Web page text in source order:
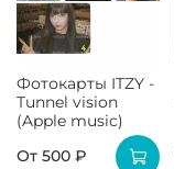
Фотокарты ITZY -
Tunnel vision
(Apple music)
От 500 ₽